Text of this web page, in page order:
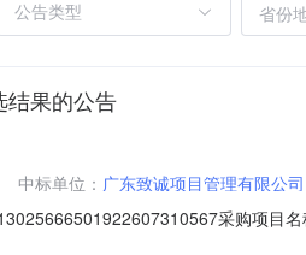
省份
结果的公告
中标单位： 广东致诚项目管理有限公司
采购项目